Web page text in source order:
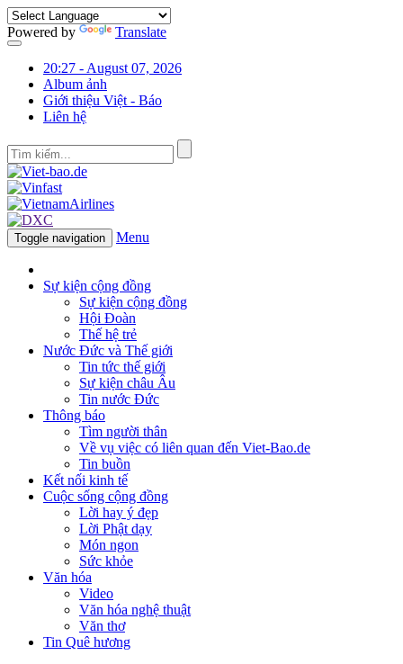
Powered by Translate
20:27 - August 07, 2026
Album ảnh
Giới thiệu Việt - Báo
Liên hệ
Toggle navigation Menu
Sự kiện cộng đồng
Sự kiện cộng đồng
Hội Đoàn
Thế hệ trẻ
Nước Đức và Thế giới
Tin tức thế giới
Sự kiện châu Âu
Tin nước Đức
Thông báo
Tìm người thân
Về vụ việc có liên quan đến Viet-Bao.de
Tin buồn
Kết nối kinh tế
Cuộc sống cộng đồng
Lời hay ý đẹp
Lời Phật dạy
Món ngon
Sức khỏe
Văn hóa
Video
Văn hóa nghệ thuật
Văn thơ
Tin Quê hương